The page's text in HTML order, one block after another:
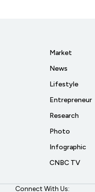
Market
News
Lifestyle
Entrepreneur
Research
Photo
Infographic
CNBC TV
Connect With Us: